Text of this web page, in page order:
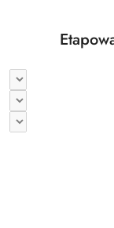
Pomiń